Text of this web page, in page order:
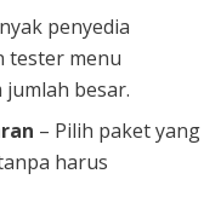
penyedia
tester menu
jumlah besar.
– Pilih paket yang
harus